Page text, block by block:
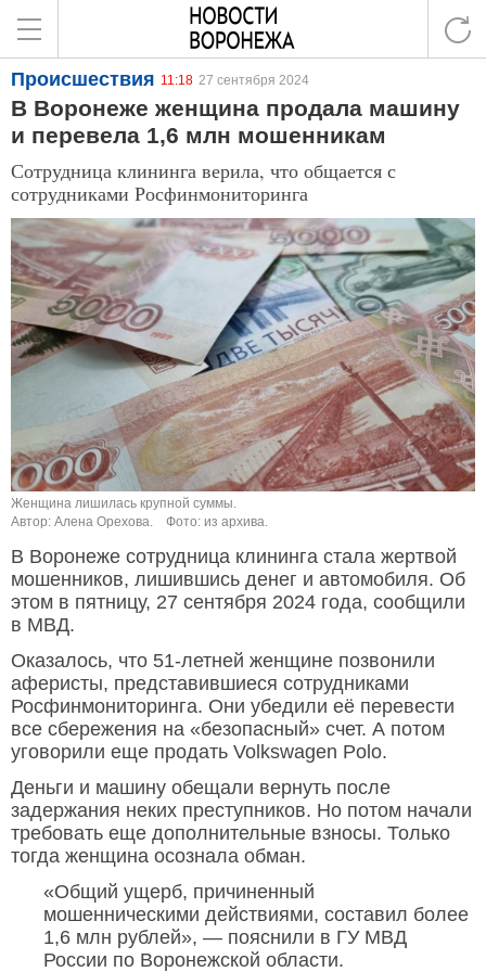
Происшествия 11:18 27 сентября 2024
В Воронеже женщина продала машину
и перевела 1,6 млн мошенникам
Сотрудница клининга верила, что общается с
сотрудниками Росфинмониторинга
Женщина лишилась крупной суммы.
Автор: Алена Орехова.
Фото: из архива.
В Воронеже сотрудница клининга стала жертвой
мошенников, лишившись денег и автомобиля. Об
этом в пятницу, 27 сентября 2024 года, сообщили
в МВД.
Оказалось, что 51-летней женщине позвонили
аферисты, представившиеся сотрудниками
Росфинмониторинга. Они убедили её перевести
все сбережения на «безопасный» счет. А потом
уговорили еще продать Volkswagen Polo.
Деньги и машину обещали вернуть после
задержания неких преступников. Но потом начали
требовать еще дополнительные взносы. Только
тогда женщина осознала обман.
«Общий ущерб, причиненный
мошенническими действиями, составил более
1,6 млн рублей», — пояснили в ГУ МВД
России по Воронежской области.